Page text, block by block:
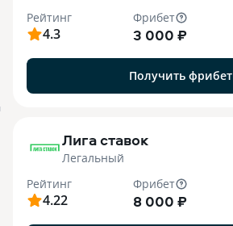
Рейтинг
4.3
Фрибет
3 000 ₽
Получить фрибет
Лига ставок
Легальный
Рейтинг
4.22
Фрибет
8 000 ₽